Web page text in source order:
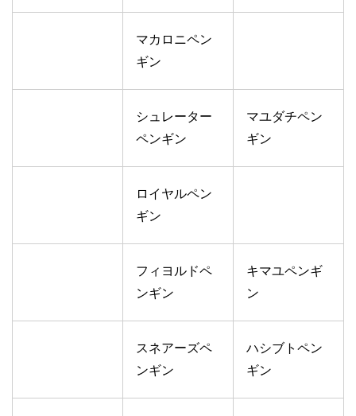
マカロニペン
ギン
シュレーター
ペンギン
マユダチペン
ギン
ロイヤルペン
ギン
フィヨルドペ
ンギン
キマユペンギ
ン
スネアーズペ
ンギン
ハシブトペン
ギン